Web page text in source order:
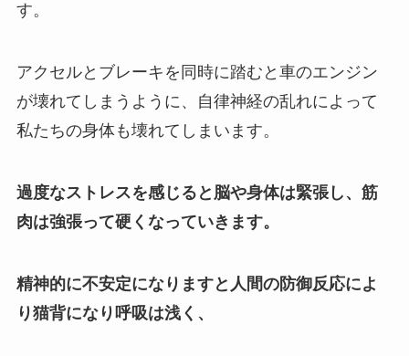
す。
アクセルとブレーキを同時に踏むと車のエンジン
が壊れてしまうように、自律神経の乱れによって
私たちの身体も壊れてしまいます。
過度なストレスを感じると脳や身体は緊張し、筋
肉は強張って硬くなっていきます。
精神的に不安定になりますと人間の防御反応によ
り猫背になり 呼吸は浅く、